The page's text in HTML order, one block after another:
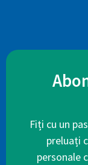
Fiți cu un
preluați
personale